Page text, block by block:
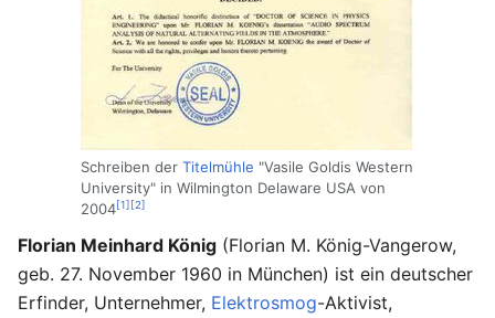
Schreiben der Titelmühle "Vasile Goldis Western
University" in Wilmington Delaware USA von
2004[1] [2]
Florian Meinhard König (Florian M. König-Vangerow,
geb. 27. November 1960 in München) ist ein deutscher
Erfinder, Unternehmer, Elektrosmog-Aktivist,